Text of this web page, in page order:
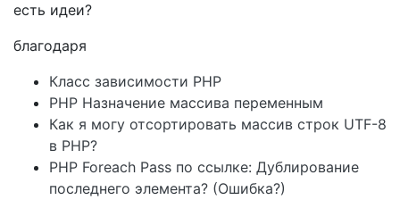
есть идеи?
благодаря
Класс зависимости PHP
PHP Назначение массива переменным
Как я могу отсортировать массив строк UTF-8
в PHP?
PHP Foreach Pass по ссылке: Дублирование
последнего элемента? (Ошибка?)